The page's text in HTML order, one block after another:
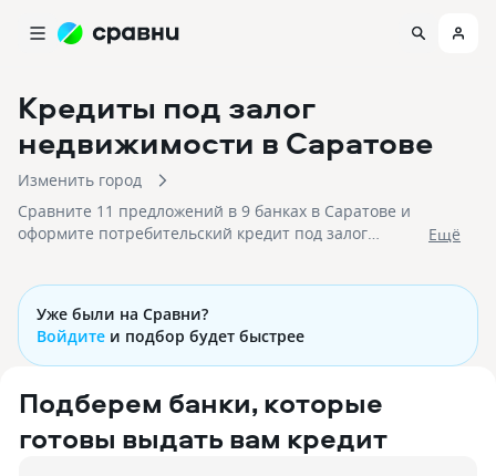
Кредиты под залог
недвижимости в Саратове
Изменить город
Сравните 11 предложений в 9 банках в Саратове и
оформите потребительский кредит под залог
Eщё
Уже были на Сравни?
Войдите и подбор будет быстрее
Подберем банки, которые
готовы выдать вам кредит